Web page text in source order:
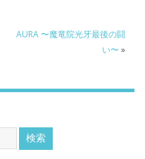
AURA 〜魔竜院光牙最後の闘
い〜»